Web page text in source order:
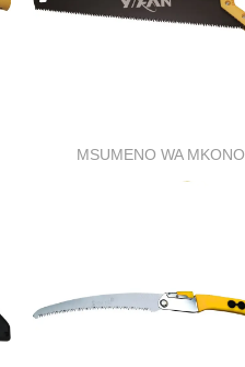
MSUMENO WA MKONO